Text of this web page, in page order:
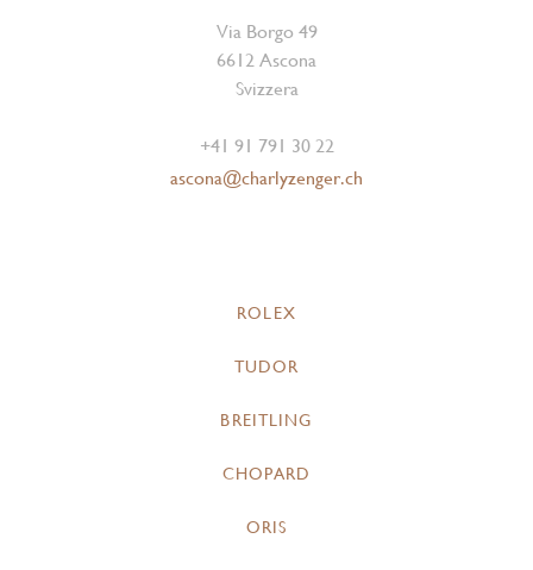
Via Borgo 49
6612 Ascona
Svizzera
+41 91 791 30 22
ascona@charlyzenger.ch
ROLEX
TUDOR
BREITLING
CHOPARD
ORIS